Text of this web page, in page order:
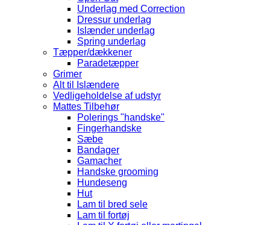
Underlag med Correction
Dressur underlag
Islænder underlag
Spring underlag
Tæpper/dækkener
Paradetæpper
Grimer
Alt til Islændere
Vedligeholdelse af udstyr
Mattes Tilbehør
Polerings "handske"
Fingerhandske
Sæbe
Bandager
Gamacher
Handske grooming
Hundeseng
Hut
Lam til bred sele
Lam til fortøj